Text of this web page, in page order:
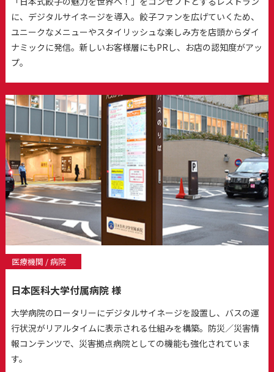
に、デジタルサイネージを導入。餃子ファンを広げていくため、
ユニークなメニューやスタイリッシュな楽しみ方を店頭からダイ
ナミックに発信。新しいお客様層にもPRし、お店の認知度がアッ
プ。
医療機関 / 病院
日本医科大学付属病院 様
大学病院のロータリーにデジタルサイネージを設置し、バスの運
行状況がリアルタイムに表示される仕組みを構築。防災／災害情
報コンテンツで、災害拠点病院としての機能も強化されていま
す。